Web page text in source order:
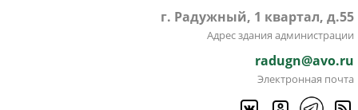
г. Радужный, 1 квартал, д.55
Адрес здания администрации
radugn@avo.ru
Электронная почта